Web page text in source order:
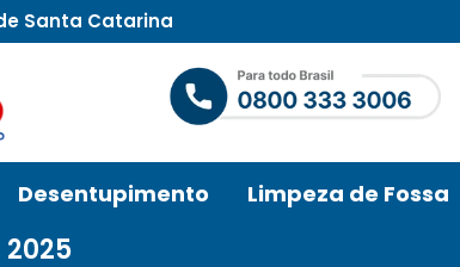
Santa Catarina
Desentupimento Limpeza de Fossa
2025